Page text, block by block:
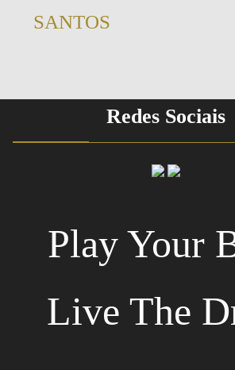
SANTOS
Redes Sociais
Play Your
Live The